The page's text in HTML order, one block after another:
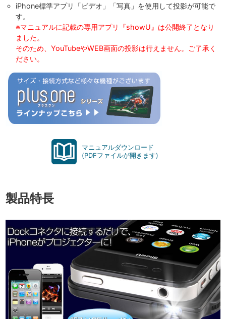
iPhone標準アプリ「ビデオ」「写真」を使用して投影が可能で
す。
※マニュアルに記載の専用アプリ『showU』は公開終了となり
ました。
そのため、YouTubeやWEB画面の投影は行えません。ご了承く
ださい。
マニュアルダウンロード
(PDFファイルが開きます)
製品特長